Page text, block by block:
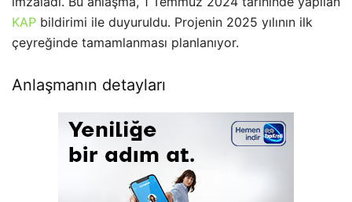
KAP bildirimi ile duyuruldu. Projenin 2025 yılının ilk
çeyreğinde tamamlanması planlanıyor.
Anlaşmanın detayları